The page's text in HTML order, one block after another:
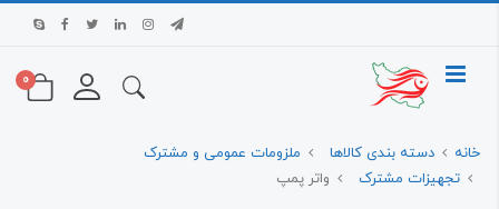
دسته بندی کالاها
ملزومات عمومی و مشترک
تجهیزات مشترک
واتر پمپ